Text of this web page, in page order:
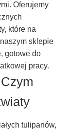
Oferujemy
które na
sklepie
gotowe do
pracy.
tulipanów,